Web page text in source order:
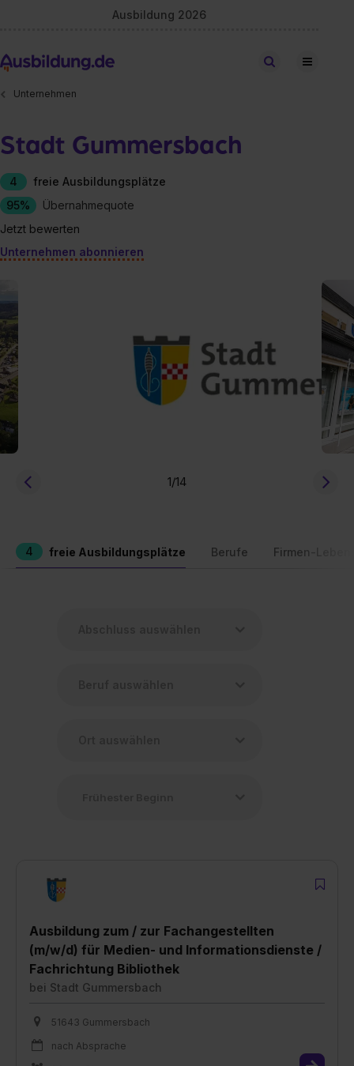
Ausbildung 2026
Stellen finden
Unternehmen
Stadt Gummersbach
4
freie Ausbildungsplätze
95%
Übernahmequote
Jetzt bewerten
Unternehmen abonnieren
1/14
4 freie Ausbildungsplätze Berufe Firmen-
Ausbildung zum / zur Fachangestellten
(m/w/d) für Medien- und Informationsdienste /
Fachrichtung Bibliothek
bei Stadt Gummersbach
51643 Gummersbach
nach Absprache